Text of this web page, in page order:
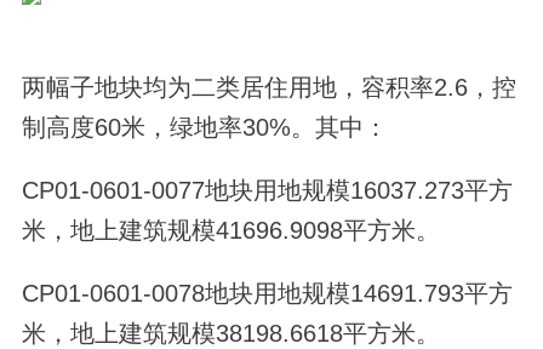
两幅子地块均为二类居住用地，容积率2.6，控
制高度60米，绿地率30%。其中：
CP01-0601-0077地块用地规模16037.273平方
米，地上建筑规模41696.9098平方米。
CP01-0601-0078地块用地规模14691.793平方
米，地上建筑规模38198.6618平方米。